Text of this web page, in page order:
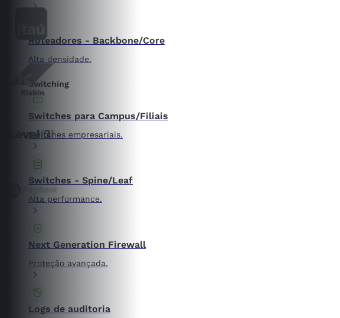
Roteadores - Backbone/Core
Alta densidade.
Switching
Switches para Campus/Filiais
Switches empresariais.
Switches - Spine/Leaf
Alta performance.
Next Generation Firewall
Proteção avançada.
Logs de auditoria